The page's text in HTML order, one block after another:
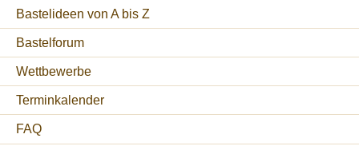
Bastelideen von A bis Z
Bastelforum
Wettbewerbe
Terminkalender
FAQ